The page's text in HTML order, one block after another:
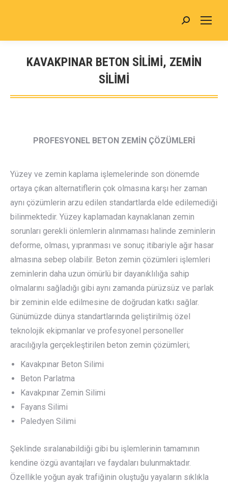
Search:
KAVAKPINAR BETON SİLİMİ, ZEMİN
SİLİMİ
You are here:
PROFESYONEL BETON ZEMİN ÇÖZÜMLERİ
Yüzey ve zemin kaplama işlemelerinde son dönemde
ortaya çıkan alternatiflerin çok olmasına karşı her zaman
aynı çözümlerin arzu edilen standartlarda elde edilemediği
bilinmektedir. Yüzey kaplamadan kaynaklanan zemin
sorunları gerekli önlemlerin alınmaması halinde zeminlerin
deforme, olması, yıpranması ve sonuç itibariyle ağır hasar
almasına sebep olabilir. Beton zemin çözümleri işlemleri
zeminlerin daha uzun ömürlü bir dayanıklılığa sahip
olmalarını sağladığı gibi aynı zamanda pürüzsüz ve parlak
bir zeminin elde edilmesine de doğrudan katkı sağlar.
Günümüzde dünya standartlarında geliştirilmiş özel
teknolojik ekipmanlar ve profesyonel personeller
aracılığıyla gerçekleştirilen beton zemin çözümleri;
Kavakpınar Beton Silimi
Beton Parlatma
Kavakpınar Zemin Silimi
Fayans Silimi
Paledyen Silimi
Şeklinde sıralanabildiği gibi bu işlemlerinin tamamının
kendine özgü avantajları ve faydaları bulunmaktadır.
Özellikle yoğun ayak trafiğinin oluştuğu yayaların sıklıkla